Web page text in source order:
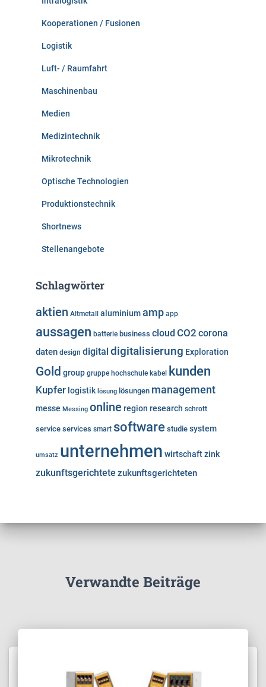
Kooperationen / Fusionen
Logistik
Luft- / Raumfahrt
Maschinenbau
Medien
Medizintechnik
Mikrotechnik
Optische Technologien
Produktionstechnik
Shortnews
Stellenangebote
Schlagwörter
aktien Altmetall aluminiumamp app
aussagen batterie business cloud CO2 corona
daten design digital digitalisierung Exploration
Gold group gruppe hochschule kabel kunden
Kupfer logistik lösung lösungen management
messe Messing online region research schrott
service services smart software studie system
umsatz unternehmen wirtschaftzink
zukunftsgerichtete zukunftsgerichteten
Verwandte Beiträge